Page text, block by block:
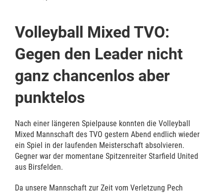
Volleyball Mixed TVO:
Gegen den Leader nicht
ganz chancenlos aber
punktelos
Nach einer längeren Spielpause konnten die Volleyball
Mixed Mannschaft des TVO gestern Abend endlich wieder
ein Spiel in der laufenden Meisterschaft absolvieren.
Gegner war der momentane Spitzenreiter Starfield United
aus Birsfelden.
Da unsere Mannschaft zur Zeit vom Verletzung Pech